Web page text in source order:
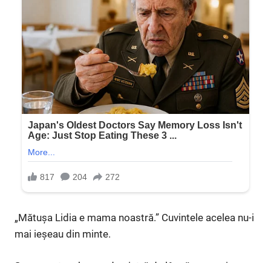
„Mătușa Lidia e mama noastră.” Cuvintele acelea nu-i
mai ieșeau din minte.